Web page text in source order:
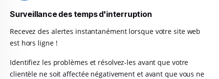
Surveillance des temps d'interruption
Recevez des alertes instantanément lorsque votre site web
est hors ligne !
Identifiez les problèmes et résolvez-les avant que votre
clientèle ne soit affectée négativement et avant que vous ne